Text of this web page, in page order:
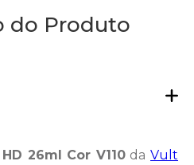
do Produto
26ml Cor V110daVult